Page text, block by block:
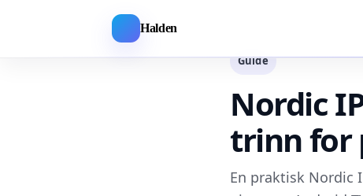
Halden
Guide
Nordic
trinn for
En praktisk Nordic